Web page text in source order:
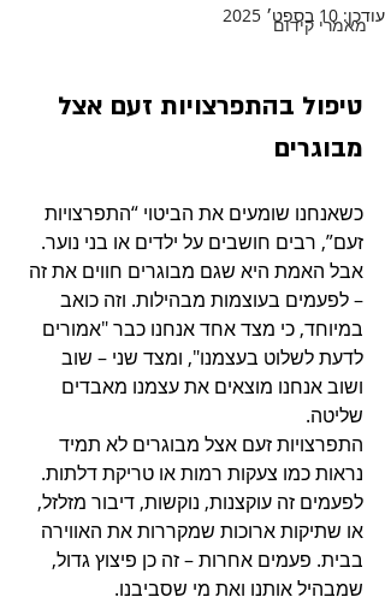
מאמרי קידוםעודכן: 10 בספט׳ 2025
טיפול בהתפרצויות זעם אצל
מבוגרים
כשאנחנו שומעים את הביטוי “התפרצויות
זעם”, רבים חושבים על ילדים או בני נוער.
אבל האמת היא שגם מבוגרים חווים את זה
– לפעמים בעוצמות מבהילות. וזה כואב
במיוחד, כי מצד אחד אנחנו כבר "אמורים
לדעת לשלוט בעצמנו", ומצד שני – שוב
ושוב אנחנו מוצאים את עצמנו מאבדים
שליטה.
התפרצויות זעם אצל מבוגרים לא תמיד
נראות כמו צעקות רמות או טריקת דלתות.
לפעמים זה עוקצנות, נוקשות, דיבור מזלזל,
או שתיקות ארוכות שמקררות את האווירה
בבית. פעמים אחרות – זה כן פיצוץ גדול,
שמבהיל אותנו ואת מי שסביבנו.